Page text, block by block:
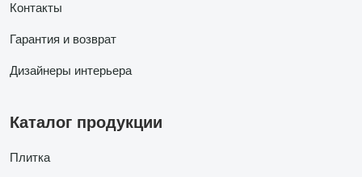
Контакты
Гарантия и возврат
Дизайнеры интерьера
Каталог продукции
Плитка